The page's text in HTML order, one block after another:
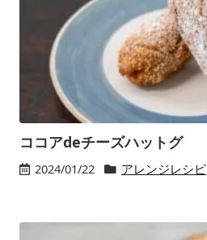
ココアdeチーズハットグ
2024/01/22 アレンジレシピ